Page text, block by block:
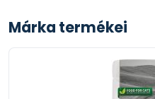
Márka termékei